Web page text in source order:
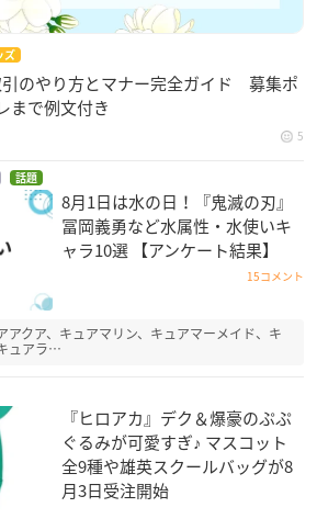
ズ
のやり方とマナー完全ガイド 募集ポ
まで例文付き
5
話題
8月1日は水の日！『鬼滅の刃』
冨岡義勇など水属性・水使いキ
ャラ10選 【アンケート結果】
15コメント
アクア、キュアマリン、キュアマーメイド、キ
ュアラ…
『ヒロアカ』デク＆爆豪のぷぷ
ぐるみが可愛すぎ♪ マスコット
全9種や雄英スクールバッグが8
月3日受注開始